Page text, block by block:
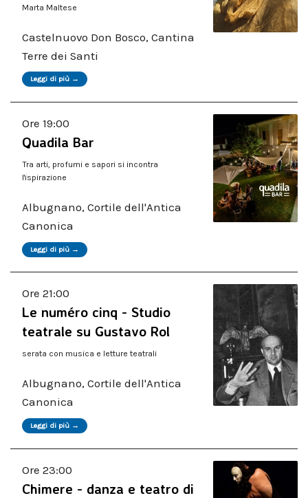
Marta Maltese
Castelnuovo Don Bosco, Cantina
Terre dei Santi
Leggi di più →
Ore 19:00
Quadila Bar
Tra arti, profumi e sapori si incontra
l'ispirazione
Albugnano, Cortile dell'Antica
Canonica
Leggi di più →
Ore 21:00
Le numéro cinq - Studio
teatrale su Gustavo Rol
serata con musica e letture teatrali
Albugnano, Cortile dell'Antica
Canonica
Leggi di più →
Ore 23:00
Chimere - danza e teatro di